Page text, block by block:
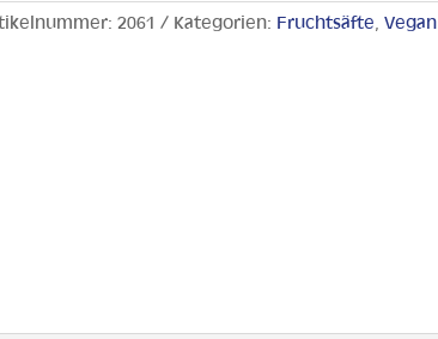
2061 Kategorien: Fruchtsäfte ,Vegan